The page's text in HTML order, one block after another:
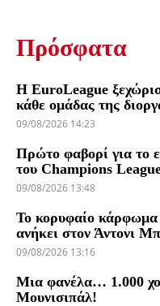
Πρόσφατα
Η EuroLeague
κάθε ομάδας της
09/08/2026 14:23
Πρώτο φαβορί για το
του Champions
09/08/2026 13:48
Το κορυφαίο κάρφωμα
ανήκει στον Άντονι
09/08/2026 13:16
Μια φανέλα… 1.000
Μουνισιπάλ!